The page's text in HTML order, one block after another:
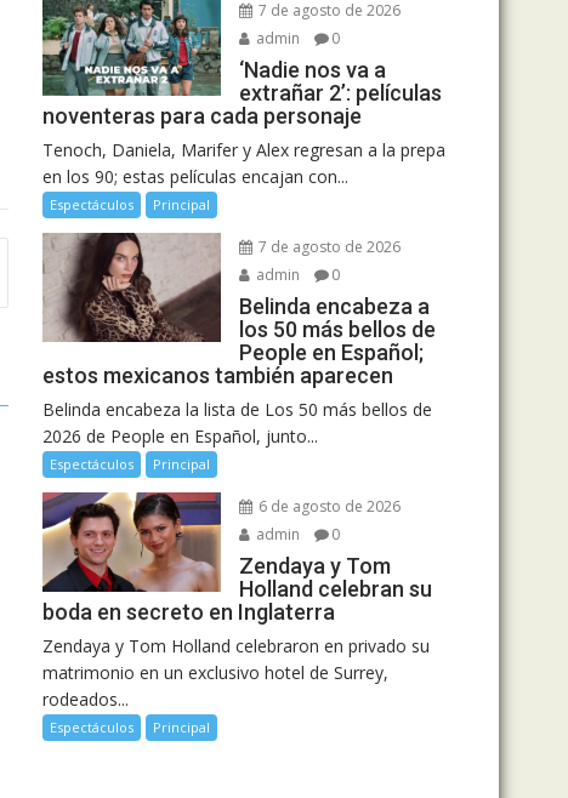
7 de agosto de 2026
admin
0
‘Nadie nos va a
extrañar 2’: películas
noventeras para cada personaje
Tenoch, Daniela, Marifer y Alex regresan a la prepa
en los 90; estas películas encajan con...
Espectáculos Principal
7 de agosto de 2026
admin
0
Belinda encabeza a
los 50 más bellos de
People en Español;
estos mexicanos también aparecen
Belinda encabeza la lista de Los 50 más bellos de
2026 de People en Español, junto...
Espectáculos Principal
6 de agosto de 2026
admin
0
Zendaya y Tom
Holland celebran su
boda en secreto en Inglaterra
Zendaya y Tom Holland celebraron en privado su
matrimonio en un exclusivo hotel de Surrey,
rodeados...
Espectáculos Principal